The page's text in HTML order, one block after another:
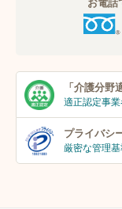
お電話
「介護分野
適正認定事
プライバシ
厳密な管理